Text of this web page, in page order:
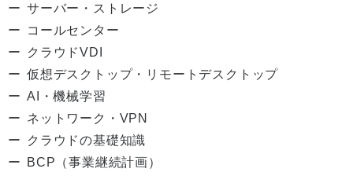
サーバー・ストレージ
コールセンター
クラウドVDI
仮想デスクトップ・リモートデスクトップ
AI・機械学習
ネットワーク・VPN
クラウドの基礎知識
BCP（事業継続計画）